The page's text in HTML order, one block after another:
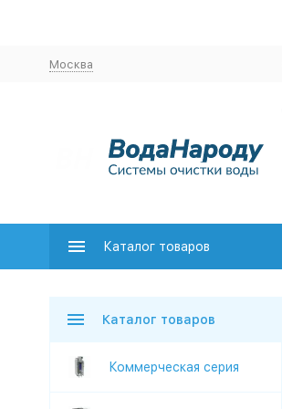
Москва
Каталог товаров
Каталог товаров
Коммерческая серия